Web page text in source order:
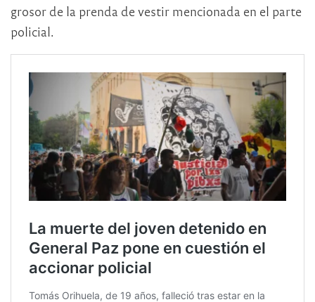
grosor de la prenda de vestir mencionada en el parte
policial.